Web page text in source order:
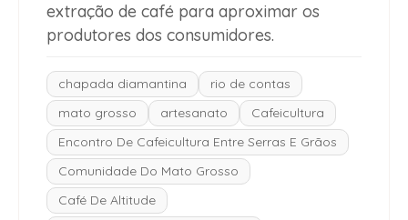
extração de café para aproximar os
produtores dos consumidores.
chapada diamantina
rio de contas
mato grosso
artesanato
Cafeicultura
Encontro De Cafeicultura Entre Serras E Grãos
Comunidade Do Mato Grosso
Café De Altitude